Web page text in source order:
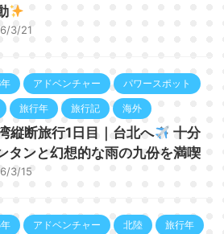
3/21
アドベンチャー パワースポット
旅行年 旅行記 海外
縦断旅行1日目｜台北へ
十分
タンと幻想的な雨の九份を満喫
3/15
アドベンチャー 北陸 旅行年